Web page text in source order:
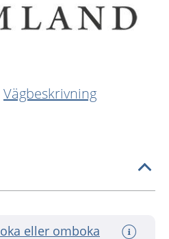
Vägbeskrivning
eller omboka